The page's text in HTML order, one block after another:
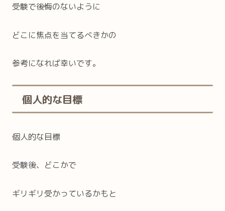
受験で後悔のないように
どこに焦点を当てるべきかの
参考になれば幸いです。
個人的な目標
個人的な目標
受験後、どこかで
ギリギリ受かっているかもと